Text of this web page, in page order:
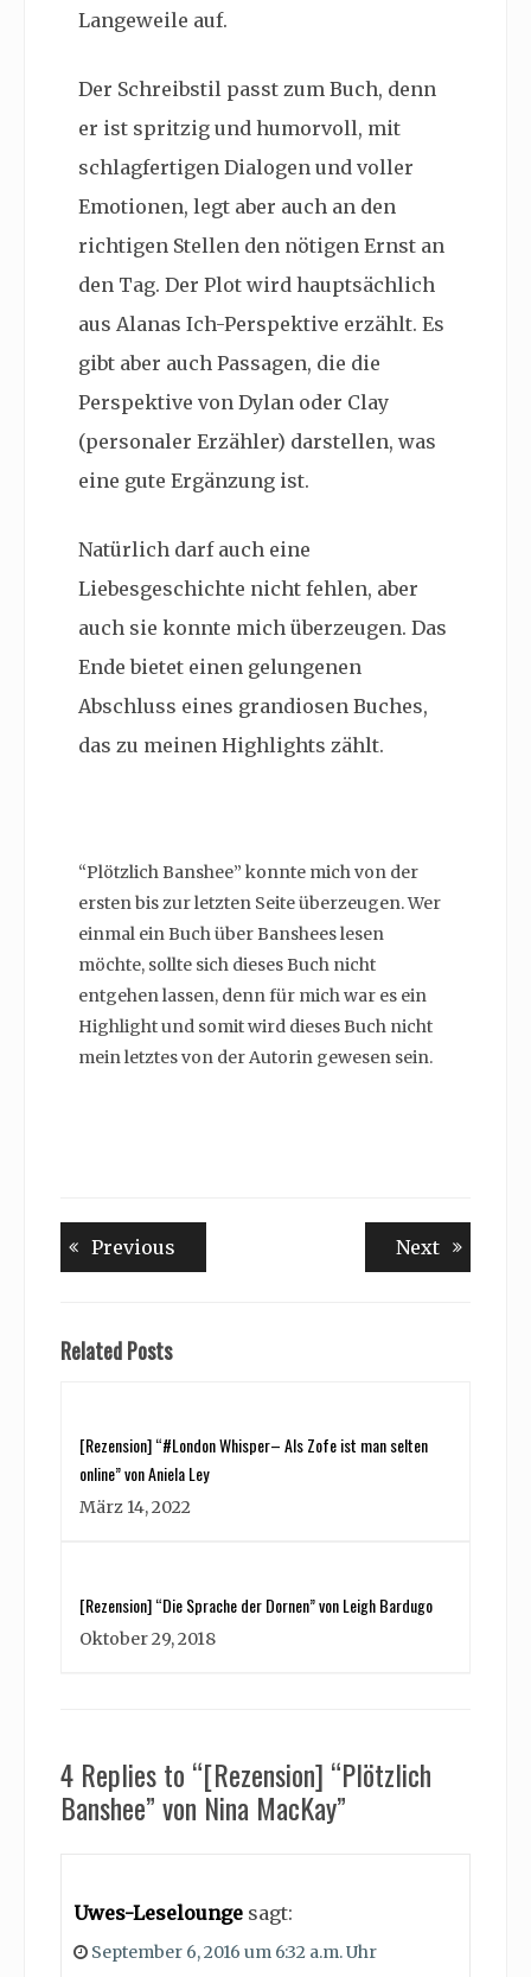
Langeweile auf.
Der Schreibstil passt zum Buch, denn
er ist spritzig und humorvoll, mit
schlagfertigen Dialogen und voller
Emotionen, legt aber auch an den
richtigen Stellen den nötigen Ernst an
den Tag. Der Plot wird hauptsächlich
aus Alanas Ich-Perspektive erzählt. Es
gibt aber auch Passagen, die die
Perspektive von Dylan oder Clay
(personaler Erzähler) darstellen, was
eine gute Ergänzung ist.
Natürlich darf auch eine
Liebesgeschichte nicht fehlen, aber
auch sie konnte mich überzeugen. Das
Ende bietet einen gelungenen
Abschluss eines grandiosen Buches,
das zu meinen Highlights zählt.
“Plötzlich Banshee” konnte mich von der
ersten bis zur letzten Seite überzeugen. Wer
einmal ein Buch über Banshees lesen
möchte, sollte sich dieses Buch nicht
entgehen lassen, denn für mich war es ein
Highlight und somit wird dieses Buch nicht
mein letztes von der Autorin gewesen sein.
Beitragsnavigation
Previous NextNext
Related Posts
[Rezension] “#London Whisper– Als Zofe ist man selten
online” von Aniela Ley
März 14, 2022
[Rezension] “Die Sprache der Dornen” von Leigh Bardugo
Oktober 29, 2018
4 Replies to “[Rezension] “Plötzlich
Banshee” von Nina MacKay”
Uwes-Leselounge sagt:
September 6, 2016 um 6:32 a.m. Uhr